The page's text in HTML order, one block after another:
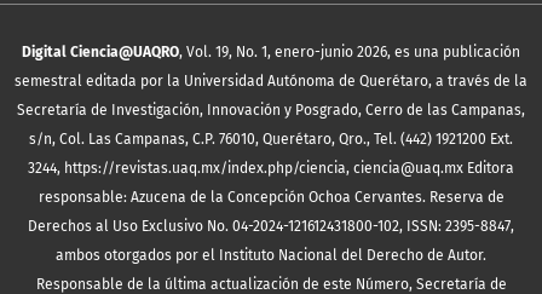
Digital Ciencia@UAQRO, Vol. 19, No. 1, enero-junio 2026, es una publicación
semestral editada por la Universidad Autónoma de Querétaro, a través de la
Secretaría de Investigación, Innovación y Posgrado, Cerro de las Campanas,
s/n, Col. Las Campanas, C.P. 76010, Querétaro, Qro., Tel. (442) 1921200 Ext.
3244, https://revistas.uaq.mx/index.php/ciencia, ciencia@uaq.mx Editora
responsable: Azucena de la Concepción Ochoa Cervantes. Reserva de
Derechos al Uso Exclusivo No. 04-2024-121612431800-102, ISSN: 2395-8847,
ambos otorgados por el Instituto Nacional del Derecho de Autor.
Responsable de la última actualización de este Número, Secretaría de